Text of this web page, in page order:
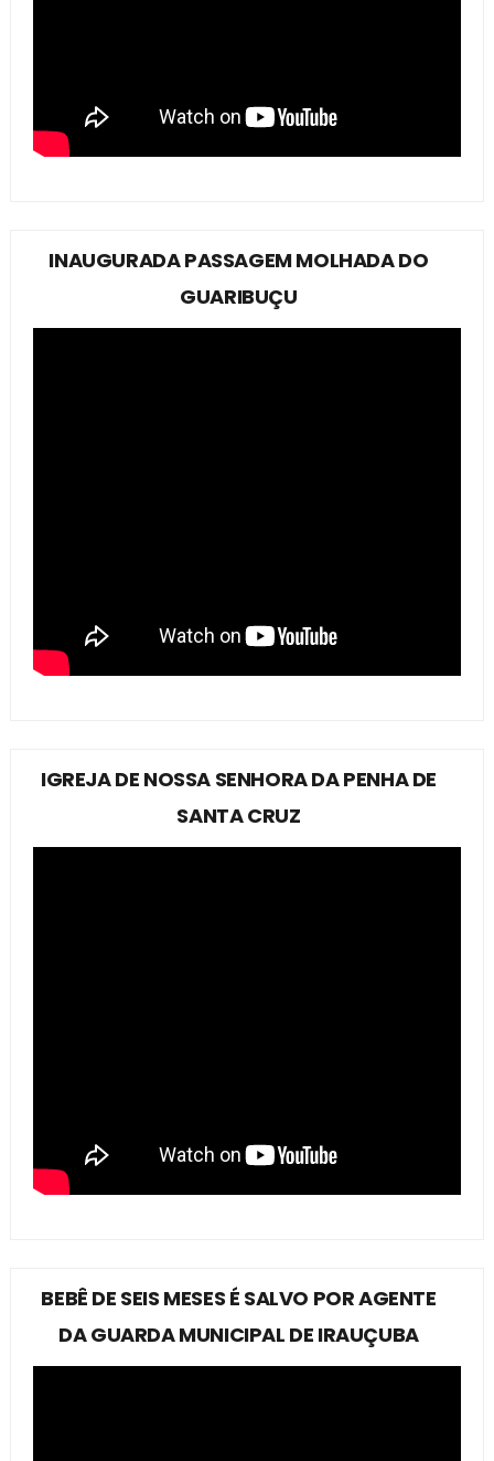
INAUGURADA PASSAGEM MOLHADA DO
GUARIBUÇU
IGREJA DE NOSSA SENHORA DA PENHA DE
SANTA CRUZ
BEBÊ DE SEIS MESES É SALVO POR AGENTE
DA GUARDA MUNICIPAL DE IRAUÇUBA